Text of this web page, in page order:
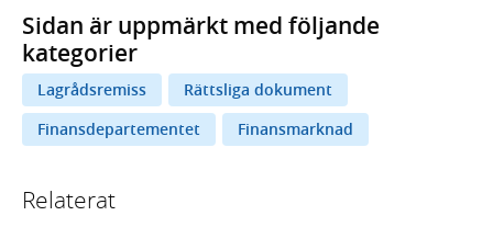
Sidan är uppmärkt med följande
kategorier
Lagrådsremiss
Rättsliga dokument
Finansdepartementet
Finansmarknad
Relaterat